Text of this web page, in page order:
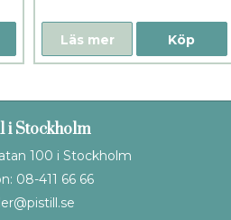
Köp
Läs mer
i Stockholm
100 i Stockholm
08-411 66 66